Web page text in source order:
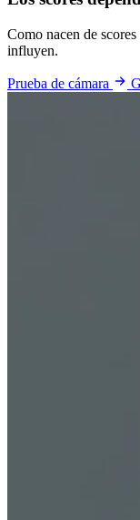
Como nacen de
influyen.
Prueba de cámara